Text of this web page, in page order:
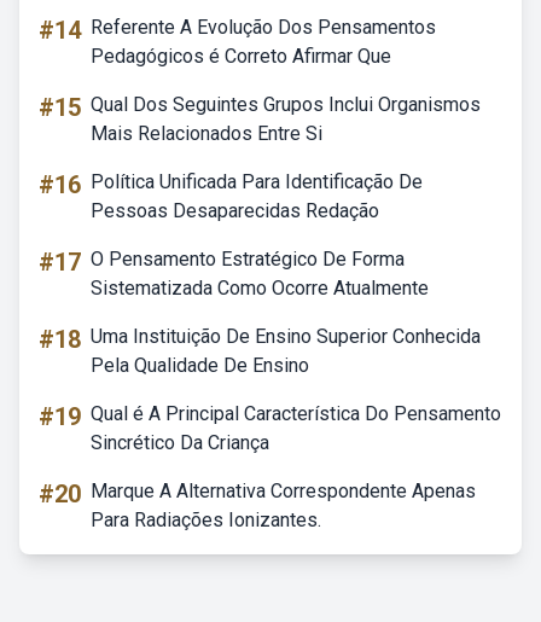
#14 Referente A Evolução Dos Pensamentos
Pedagógicos é Correto Afirmar Que
#15 Qual Dos Seguintes Grupos Inclui Organismos
Mais Relacionados Entre Si
#16 Política Unificada Para Identificação De
Pessoas Desaparecidas Redação
#17 O Pensamento Estratégico De Forma
Sistematizada Como Ocorre Atualmente
#18 Uma Instituição De Ensino Superior Conhecida
Pela Qualidade De Ensino
#19 Qual é A Principal Característica Do Pensamento
Sincrético Da Criança
#20 Marque A Alternativa Correspondente Apenas
Para Radiações Ionizantes.